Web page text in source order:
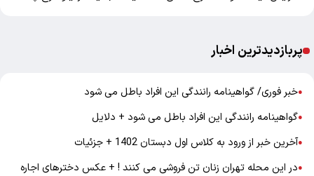
پربازدیدترین اخبار
●خبر فوری/ گواهینامه رانندگی این افراد باطل می شود
●گواهینامه رانندگی این افراد باطل می شود + دلایل
●آخرین خبر از ورود به کلاس اول دبستان 1402 + جزئیات
●در این محله تهران زنان تن فروشی می کنند ! + عکس دخترهای اجاره